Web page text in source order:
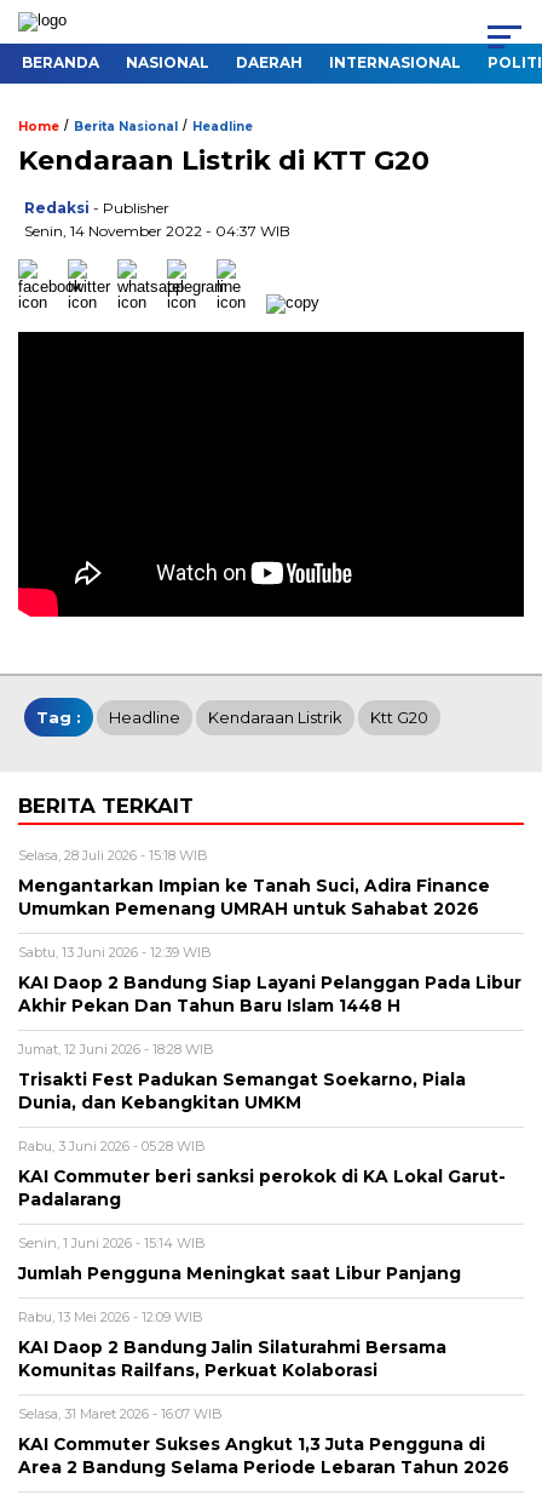
BERANDA NASIONAL DAERAH INTERNASIONAL
Home / Berita Nasional / Headline
Kendaraan Listrik di KTT G20
Redaksi - Publisher
Senin, 14 November 2022 - 04:37 WIB
Tag : Headline Kendaraan Listrik Ktt G20
BERITA TERKAIT
Selasa, 28 Juli 2026 - 15:18 WIB
Mengantarkan Impian ke Tanah Suci, Adira Finance
Umumkan Pemenang UMRAH untuk Sahabat 2026
Sabtu, 13 Juni 2026 - 12:39 WIB
KAI Daop 2 Bandung Siap Layani Pelanggan Pada Libur
Akhir Pekan Dan Tahun Baru Islam 1448 H
Jumat, 12 Juni 2026 - 18:28 WIB
Trisakti Fest Padukan Semangat Soekarno, Piala
Dunia, dan Kebangkitan UMKM
Rabu, 3 Juni 2026 - 05:28 WIB
KAI Commuter beri sanksi perokok di KA Lokal Garut-
Padalarang
Senin, 1 Juni 2026 - 15:14 WIB
Jumlah Pengguna Meningkat saat Libur Panjang
Rabu, 13 Mei 2026 - 12:09 WIB
KAI Daop 2 Bandung Jalin Silaturahmi Bersama
Komunitas Railfans, Perkuat Kolaborasi
Selasa, 31 Maret 2026 - 16:07 WIB
KAI Commuter Sukses Angkut 1,3 Juta Pengguna di
Area 2 Bandung Selama Periode Lebaran Tahun 2026